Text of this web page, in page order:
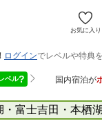
お気に入り
・富士吉田・本栖